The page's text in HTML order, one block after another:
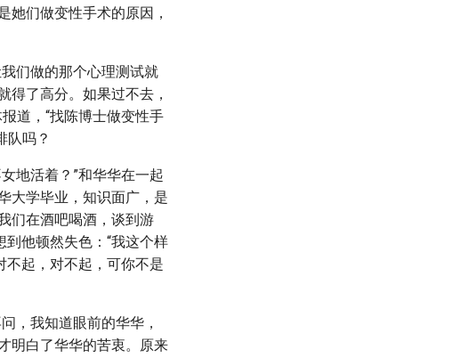
她们做变性手术的原因，
们做的那个心理测试就
得了高分。如果过不去，
道，“找陈博士做变性手
队吗？
地活着？”和华华在一起
大学毕业，知识面广，是
们在酒吧喝酒，谈到游
他顿然失色：“我这个样
不起，对不起，可你不是
，我知道眼前的华华，
明白了华华的苦衷。原来